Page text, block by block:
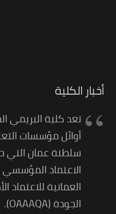
أخبار الكلية
تعد كلية البريمي
أوائل مؤسسات
سلطنة عمان
الاعتماد
العمانية للاعتماد
الجودة (OAAAQA).